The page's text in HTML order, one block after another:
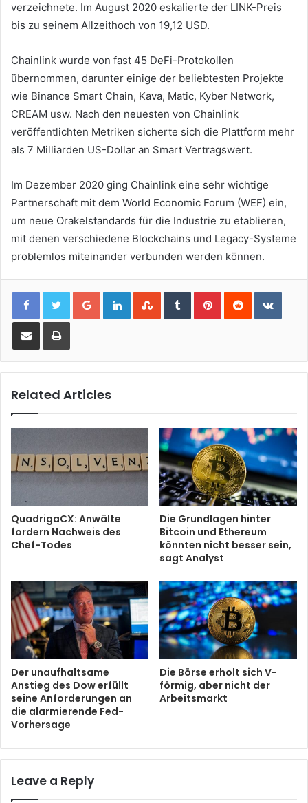
verzeichnete. Im August 2020 eskalierte der LINK-Preis
bis zu seinem Allzeithoch von 19,12 USD.
Chainlink wurde von fast 45 DeFi-Protokollen
übernommen, darunter einige der beliebtesten Projekte
wie Binance Smart Chain, Kava, Matic, Kyber Network,
CREAM usw. Nach den neuesten von Chainlink
veröffentlichten Metriken sicherte sich die Plattform mehr
als 7 Milliarden US-Dollar an Smart Vertragswert.
Im Dezember 2020 ging Chainlink eine sehr wichtige
Partnerschaft mit dem World Economic Forum (WEF) ein,
um neue Orakelstandards für die Industrie zu etablieren,
mit denen verschiedene Blockchains und Legacy-Systeme
problemlos miteinander verbunden werden können.
Google+LinkedInStumbleUpon
TumblrPinterestReddit
Share via Email Print
Related Articles
QuadrigaCX: Anwälte
fordern Nachweis des
Chef-Todes
Die Grundlagen hinter
Bitcoin und Ethereum
könnten nicht besser sein,
sagt Analyst
Der unaufhaltsame
Anstieg des Dow erfüllt
seine Anforderungen an
die alarmierende Fed-
Vorhersage
Die Börse erholt sich V-
förmig, aber nicht der
Arbeitsmarkt
Leave a Reply